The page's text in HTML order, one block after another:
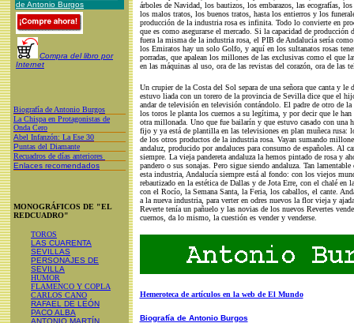
de Antonio Burgos
Compra del libro por
Internet
Biografía de Antonio Burgos
La Chispa en Protagonistas de
Onda Cero
Abel Infanzón: La Ese 30
Puntas del Diamante
Recuadros de días anteriores
Enlaces recomendados
MONOGRÁFICOS DE "EL
REDCUADRO"
TOROS
LAS CUARENTA
SEVILLAS
PERSONAJES DE
SEVILLA
HUMOR
FLAMENCO Y COPLA
CARLOS CANO
RAFAEL DE LEÓN
PACO ALBA
ANTONIO MARTÍN
árboles de Navidad, los bautizos, los embarazos, las ecografías,
los malos tratos, los buenos tratos, hasta los entierros y los
producción de la industria rosa es infinita. Todo lo convierte en
que es como asegurarse el mercado. Si la capacidad de producción
fuera la misma de la industria rosa, el PIB de Andalucía sería
los Emiratos hay un solo Golfo, y aquí en los sultanatos rosas
porradas, que apalean los millones de las exclusivas como el que
en las máquinas al uso, ora de las revistas del corazón, ora de las
Un crupier de la Costa del Sol separa de una señora que canta y
estuvo liada con un torero de la provincia de Sevilla dice que el
andar de televisión en televisión contándolo. El padre de otro de
los toros le planta los cuernos a su legítima, y por decir que le han
otra millonada. Uno que fue bailarín y que estuvo casado con una
fijo y ya está de plantilla en las televisiones en plan muñeca rusa:
de los otros productos de la industria rosa. Vayan sumando
andaluz, producido por andaluces para consumo de españoles. Al
siempre. La vieja pandereta andaluza la hemos pintado de rosa y
pandero o sus sonajas. Pero sigue siendo andaluza. Tan
esta industria, Andalucía siempre está al fondo: con los viejos
rebautizado en la estética de Dallas y de Jota Erre, con el chalé en
con el Rocío, la Semana Santa, la Feria, los caballos, el cante.
a la nueva industria, para verter en odres nuevos la flor vieja y
Reverte tenía un pañuelo y las novias de los nuevos Revertes
cuernos, da lo mismo, la cuestión es vender y venderse.
Hemeroteca de artículos en la web de El Mundo
Biografía de Antonio Burgos